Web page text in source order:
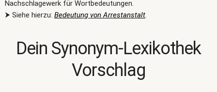
Nachschlagewerk für Wortbedeutungen.
⮞ Siehe hierzu: Bedeutung von Arrestanstalt.
Dein Synonym-Lexikothek
Vorschlag